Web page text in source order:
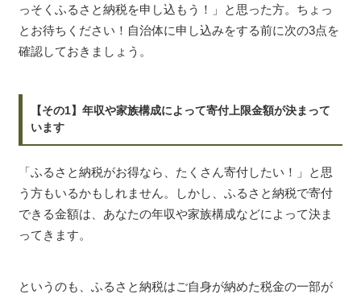
っそくふるさと納税を申し込もう！」と思った方。ちょっ
とお待ちください！自治体に申し込みをする前に次の3点を
確認しておきましょう。
【その1】年収や家族構成によって寄付上限金額が決まって
います
「ふるさと納税がお得なら、たくさん寄付したい！」と思
う方もいるかもしれません。しかし、ふるさと納税で寄付
できる金額は、あなたの年収や家族構成などによって決ま
ってきます。
というのも、ふるさと納税はご自身が納めた税金の一部が